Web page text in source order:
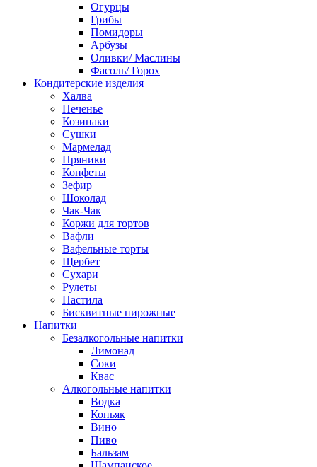
Огурцы
Грибы
Помидоры
Арбузы
Оливки/ Маслины
Фасоль/ Горох
Кондитерские изделия
Халва
Печенье
Козинаки
Сушки
Мармелад
Пряники
Конфеты
Зефир
Шоколад
Чак-Чак
Коржи для тортов
Вафли
Вафельные торты
Щербет
Сухари
Рулеты
Пастила
Бисквитные пирожные
Напитки
Безалкогольные напитки
Лимонад
Соки
Квас
Алкогольные напитки
Водка
Коньяк
Вино
Пиво
Бальзам